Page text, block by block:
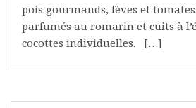
pois gourmands, fèves et
parfumés au romarin et cuits à
cocottes individuelles. […]